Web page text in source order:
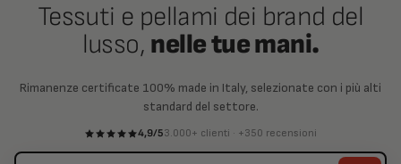
Tessuti e pellami dei brand del
lusso, nelle tue mani.
Rimanenze certificate 100% made in Italy, selezionate con i più alti
standard del settore.
4,9/53.000+ clienti · +350 recensioni